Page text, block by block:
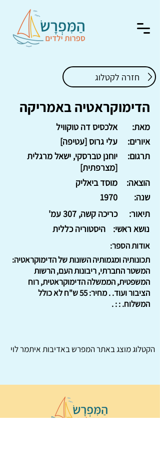
חזרה לקטלוג
הדימוקראטיה באמריקה
אלכסיס דה טוקוויל
מאת:
עלי גרוס [עטיפה]
איורים:
יוחנן טברסקי, ישאל מרגלית
[מצרפתית]
תרגום:
מוסד ביאליק
הוצאה:
1970
שנה:
כריכה קשה, 307 עמ'
תיאור:
היסטוריה כללית
נושא ראשי:
אודות הספר:
תכונותיה ומגמותיה השונות של הדימוקראטיה:
המשטר החברתי, ריבונות העם, הרשות
המשפטית, הממשלה הדימוקראטית, רוח
הציבור ועוד. . מחיר: 55 ש"ח לא כולל
המשלוח. : : .
הקטלוג מוצג באתרהמפרשבאדיבות איתמר לוי